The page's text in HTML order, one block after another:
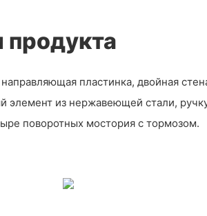
продукта
пластинка, двойная
элемент из нержавеющей стали,
поворотных мостория с тормозом.